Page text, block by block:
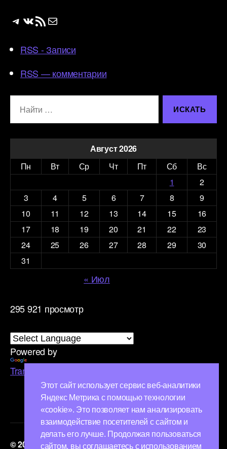
Telegram
ВКонтакте
RSS-лентаПочта
RSS - Записи
RSS — комментарии
Август 2026
Пн
Вт Ср Чт Пт Сб
Вс
1
2
3
4 5 6 7 8
9
10
11 12 13 14 15
16
17
18 19 20 21 22
23
24
25 26 27 28 29
30
31
« Июл
295 921 просмотр
Powered by
Translate
© 2026 ТифлоМир Вверх
Этот сайт использует сервис веб-аналитики
Яндекс Метрика с помощью технологии
«cookie». Это позволяет нам анализировать
взаимодействие посетителей с сайтом и
делать его лучше. Продолжая пользоваться
сайтом, вы соглашаетесь с использованием